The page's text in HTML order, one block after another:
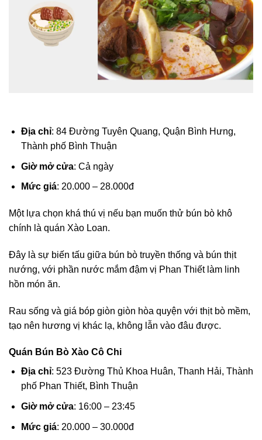
Địa chỉ: 84 Đường Tuyên Quang, Quận Bình Hưng,
Thành phố Bình Thuận
Giờ mở cửa: Cả ngày
Mức giá: 20.000 – 28.000đ
Một lựa chọn khá thú vị nếu bạn muốn thử bún bò khô
chính là quán Xào Loan.
Đây là sự biến tấu giữa bún bò truyền thống và bún thịt
nướng, với phần nước mắm đậm vị Phan Thiết làm linh
hồn món ăn.
Rau sống và giá bóp giòn giòn hòa quyện với thịt bò mềm,
tạo nên hương vị khác lạ, không lẫn vào đâu được.
Quán Bún Bò Xào Cô Chi
Địa chỉ: 523 Đường Thủ Khoa Huân, Thanh Hải, Thành
phố Phan Thiết, Bình Thuận
Giờ mở cửa: 16:00 – 23:45
Mức giá: 20.000 – 30.000đ